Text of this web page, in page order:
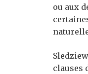
ou aux
clauses